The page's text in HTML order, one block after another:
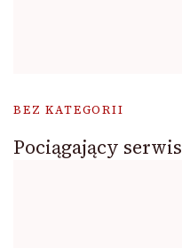
BEZ KATEGORII
Pociągający serwis